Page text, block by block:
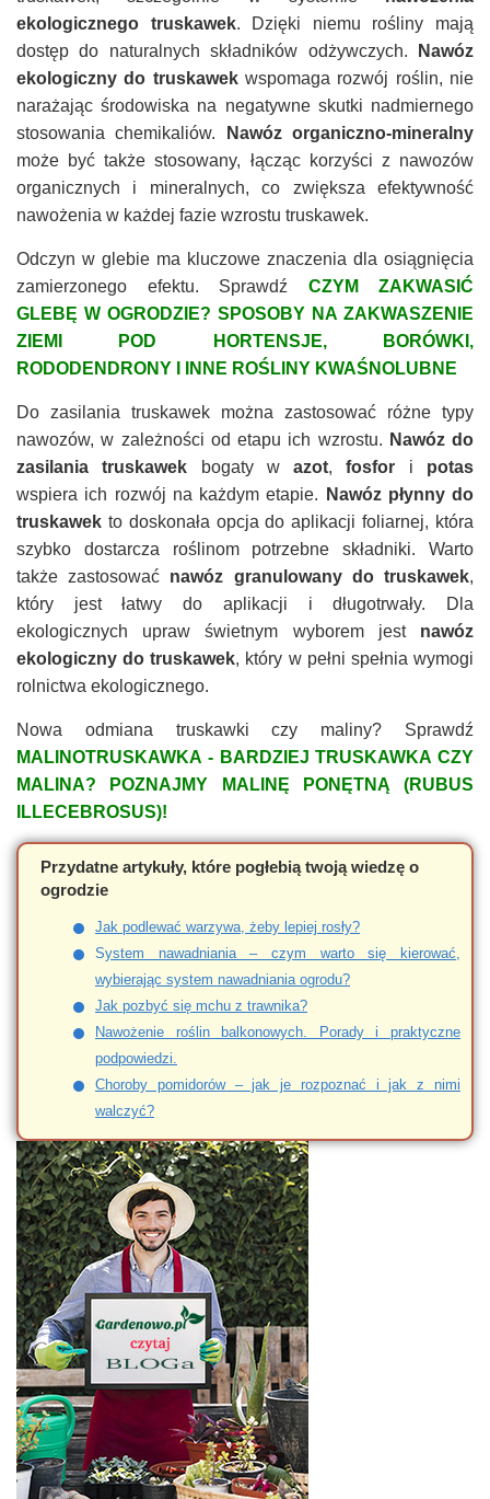
ekologicznego truskawek. Dzięki niemu rośliny mają
dostęp do naturalnych składników odżywczych.
Nawóz
ekologiczny do truskawekwspomaga rozwój roślin, nie
narażając środowiska na negatywne skutki nadmiernego
stosowania chemikaliów.
Nawóz organiczno-mineralny
może być także stosowany, łącząc korzyści z nawozów
organicznych i mineralnych, co zwiększa efektywność
nawożenia w każdej fazie wzrostu truskawek.
Odczyn w glebie ma kluczowe znaczenia dla osiągnięcia
zamierzonego efektu. Sprawdź CZYM ZAKWASIĆ
GLEBĘ W OGRODZIE? SPOSOBY NA ZAKWASZENIE
ZIEMI POD HORTENSJE, BORÓWKI,
RODODENDRONY I INNE ROŚLINY KWAŚNOLUBNE
Do zasilania truskawek można zastosować różne typy
nawozów, w zależności od etapu ich wzrostu. Nawóz do
zasilania truskawek bogaty wazot,fosfor i potas
wspiera ich rozwój na każdym etapie.
Nawóz płynny do
truskawek to doskonała opcja do aplikacji foliarnej, która
szybko dostarcza roślinom potrzebne składniki. Warto
także zastosować nawóz granulowany do truskawek,
który jest łatwy do aplikacji i długotrwały. Dla
ekologicznych upraw świetnym wyborem jest nawóz
ekologiczny do truskawek, który w pełni spełnia wymogi
rolnictwa ekologicznego.
Nowa odmiana truskawki czy maliny? Sprawdź
MALINOTRUSKAWKA - BARDZIEJ TRUSKAWKA CZY
MALINA? POZNAJMY MALINĘ PONĘTNĄ (RUBUS
ILLECEBROSUS)!
Przydatne artykuły, które pogłebią twoją wiedzę o
ogrodzie
Jak podlewać warzywa, żeby lepiej rosły?
System nawadniania – czym warto się kierować,
wybierając system nawadniania ogrodu?
Jak pozbyć się mchu z trawnika?
Nawożenie roślin balkonowych. Porady i praktyczne
podpowiedzi.
Choroby pomidorów – jak je rozpoznać i jak z nimi
walczyć?